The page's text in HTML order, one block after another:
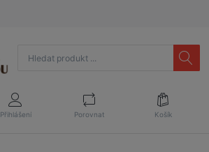
Přihlášení Porovnat Košík